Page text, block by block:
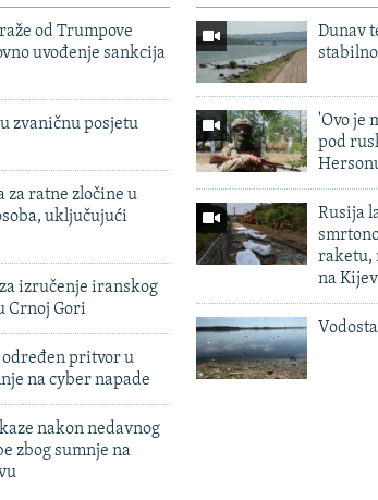
od Trumpove
uvođenje sankcija
zvaničnu posjetu
za ratne zločine u
uključujući
izručenje iranskog
Crnoj Gori
pritvor u
na cyber napade
nakon nedavnog
zbog sumnje na
Dunav
'Ovo je
pod
Rusija
raketu,
na